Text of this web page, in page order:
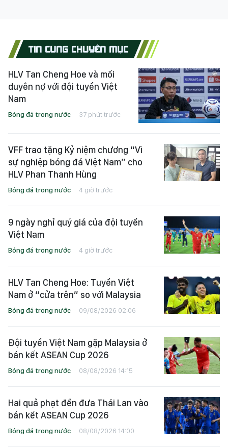
TIN CÙNG CHUYÊN MỤC
HLV Tan Cheng Hoe và mối
duyên nợ với đội tuyển Việt
Nam
Bóng đá trong nước 37 phút trước
VFF trao tặng Kỷ niệm chương “Vì
sự nghiệp bóng đá Việt Nam” cho
HLV Phan Thanh Hùng
Bóng đá trong nước 4 giờ trước
9 ngày nghỉ quý giá của đội tuyển
Việt Nam
Bóng đá trong nước 4 giờ trước
HLV Tan Cheng Hoe: Tuyển Việt
Nam ở “cửa trên” so với Malaysia
Bóng đá trong nước 09/08/2026 02:06
Đội tuyển Việt Nam gặp Malaysia ở
bán kết ASEAN Cup 2026
Bóng đá trong nước 08/08/2026 14:15
Hai quả phạt đền đưa Thái Lan vào
bán kết ASEAN Cup 2026
Bóng đá trong nước 08/08/2026 14:00